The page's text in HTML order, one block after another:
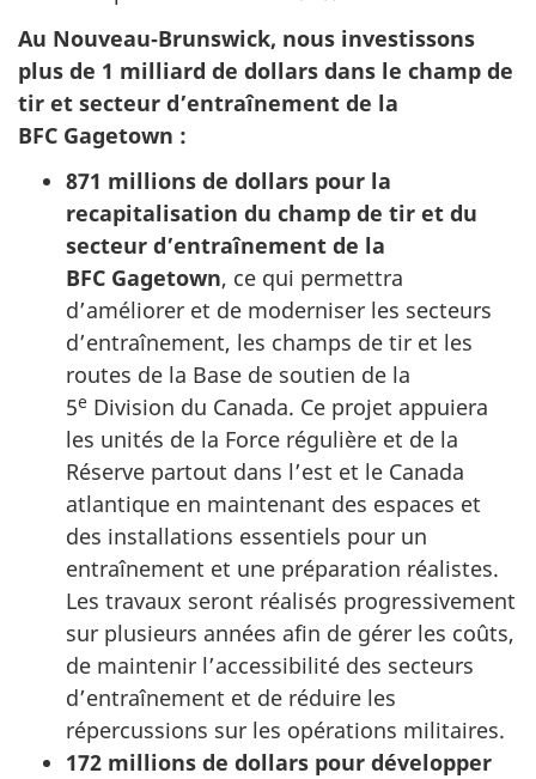
Au Nouveau‑Brunswick, nous investissons
plus de 1 milliard de dollars dans le champ de
tir et secteur d’entraînement de la
BFC Gagetown :
871 millions de dollars pour la
recapitalisation du champ de tir et du
secteur d’entraînement de la
BFC Gagetown, ce qui permettra
d’améliorer et de moderniser les secteurs
d’entraînement, les champs de tir et les
routes de la Base de soutien de la
5e Division du Canada. Ce projet appuiera
les unités de la Force régulière et de la
Réserve partout dans l’est et le Canada
atlantique en maintenant des espaces et
des installations essentiels pour un
entraînement et une préparation réalistes.
Les travaux seront réalisés progressivement
sur plusieurs années afin de gérer les coûts,
de maintenir l’accessibilité des secteurs
d’entraînement et de réduire les
répercussions sur les opérations militaires.
172 millions de dollars pour développer